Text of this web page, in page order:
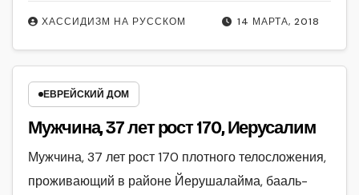
14 МАРТА, 2018
ХАССИДИЗМ НА РУССКОМ
ЕВРЕЙСКИЙ ДОМ
Мужчина, 37 лет рост 170, Иерусалим
Мужчина, 37 лет рост 170 плотного телосложения,
проживающий в районе Йерушалайма, бааль-